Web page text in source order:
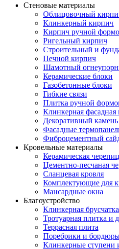
Стеновые материалы
Облицовочный
Клинкерный кирпич
Кирпич ручной
Ригельный кирпич
Строительный и
Печной кирпич
Шамотный
Керамические блоки
Газобетонные блоки
Гибкие связи
Плитка ручной
Клинкерная фасадная
Декоративный камень
Фасадные
Фиброцементный
Кровельные материалы
Керамическая
Цементно-песчаная
Сланцевая кровля
Комплектующие для
Мансардные окна
Благоустройство
Клинкерная брусчатка
Тротуарная плитка и
Террасная плита
Поребрики и
Клинкерные ступени